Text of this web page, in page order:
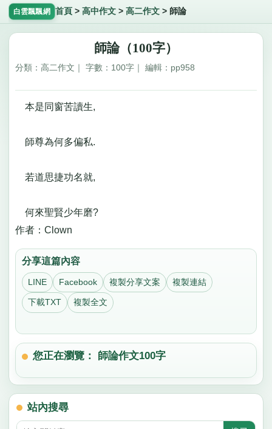
白雲飄飄網 首頁 > 高中作文> 高二作文> 師論
師論（100字）
分類：高二作文｜ 字數：100字｜ 編輯：pp958
本是同窗苦讀生,
師尊為何多偏私.
若道思捷功名就,
何來聖賢少年磨?
作者：Clown
分享這篇內容
LINE Facebook 複製分享文案 複製連結
下載TXT 複製全文
您正在瀏覽： 師論作文100字
站內搜尋